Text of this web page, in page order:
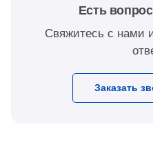
Есть
Свяжитесь с нами
Заказать